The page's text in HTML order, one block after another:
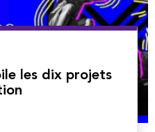
les dix projets